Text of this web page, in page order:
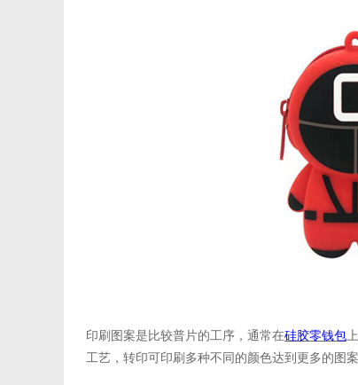
印刷图案是比较普片的工序，通常在硅胶零钱包
工艺，转印可印刷多种不同的颜色达到更多的图案